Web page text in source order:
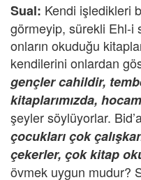
Sual: Kendi işledikleri
görmeyip, sürekli Ehl-i
onların okuduğu
kendilerini onlardan
gençler cahildir,
kitaplarımızda,
şeyler söylüyorlar.
çocukları çok
çekerler, çok kitap
övmek uygun mudur?